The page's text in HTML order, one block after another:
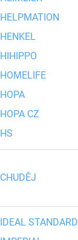
HELPMATION
HENKEL
HIHIPPO
HOMELIFE
HOPA
HOPA CZ
HS
CHUDĚJ
IDEAL STANDARD